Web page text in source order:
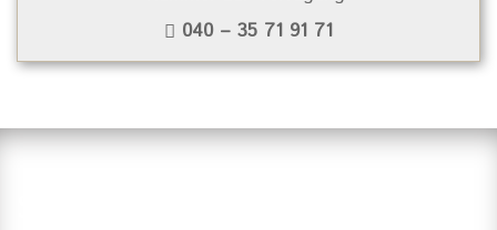
040 – 35 71 91 71